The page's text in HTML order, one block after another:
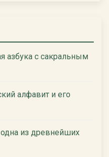
азбука с сакральным
алфавит и его
из древнейших